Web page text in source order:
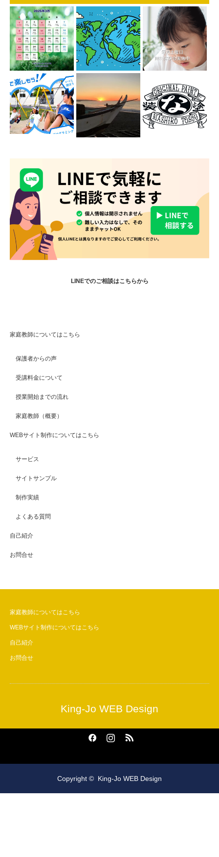
LINEでのご相談はこちらから
家庭教師についてはこちら
保護者からの声
受講料金について
授業開始までの流れ
家庭教師（概要）
WEBサイト制作についてはこちら
サービス
サイトサンプル
制作実績
よくある質問
自己紹介
お問合せ
家庭教師についてはこちら
WEBサイト制作についてはこちら
自己紹介
お問合せ
King-Jo WEB Design
Copyright © King-Jo WEB Design